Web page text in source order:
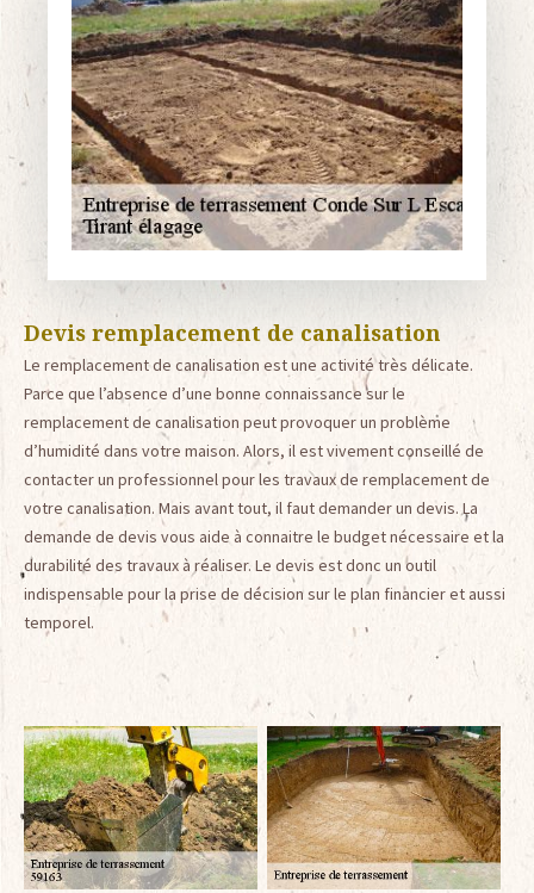
Devis remplacement de canalisation
Le remplacement de canalisation est une activité très délicate.
Parce que l’absence d’une bonne connaissance sur le
remplacement de canalisation peut provoquer un problème
d’humidité dans votre maison. Alors, il est vivement conseillé de
contacter un professionnel pour les travaux de remplacement de
votre canalisation. Mais avant tout, il faut demander un devis. La
demande de devis vous aide à connaitre le budget nécessaire et la
durabilité des travaux à réaliser. Le devis est donc un outil
indispensable pour la prise de décision sur le plan financier et aussi
temporel.